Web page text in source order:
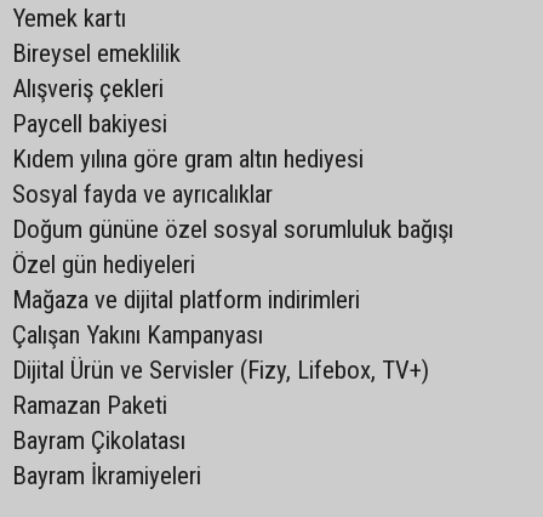
Yemek kartı
Bireysel emeklilik
Alışveriş çekleri
Paycell bakiyesi
Kıdem yılına göre gram altın hediyesi
Sosyal fayda ve ayrıcalıklar
Doğum gününe özel sosyal sorumluluk bağışı
Özel gün hediyeleri
Mağaza ve dijital platform indirimleri
Çalışan Yakını Kampanyası
Dijital Ürün ve Servisler (Fizy, Lifebox, TV+)
Ramazan Paketi
Bayram Çikolatası
Bayram İkramiyeleri